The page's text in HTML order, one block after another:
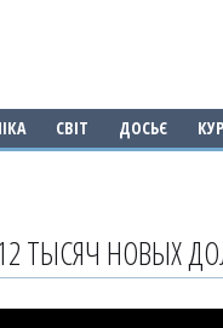
СВІТ ДОСЬЄ
ТЫСЯЧ НОВЫХ